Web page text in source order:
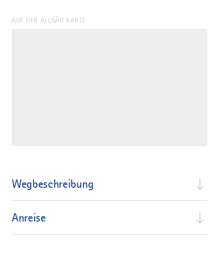
AUF DER ALLGÄU KARTE
Wegbeschreibung
Anreise